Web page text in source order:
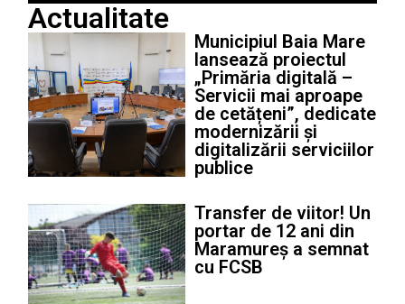
Actualitate
Municipiul Baia Mare
lansează proiectul
„Primăria digitală –
Servicii mai aproape
de cetățeni”, dedicate
modernizării și
digitalizării serviciilor
publice
Transfer de viitor! Un
portar de 12 ani din
Maramureș a semnat
cu FCSB